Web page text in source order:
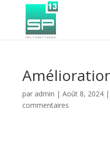
par admin | Août 8, 2024|
commentaires